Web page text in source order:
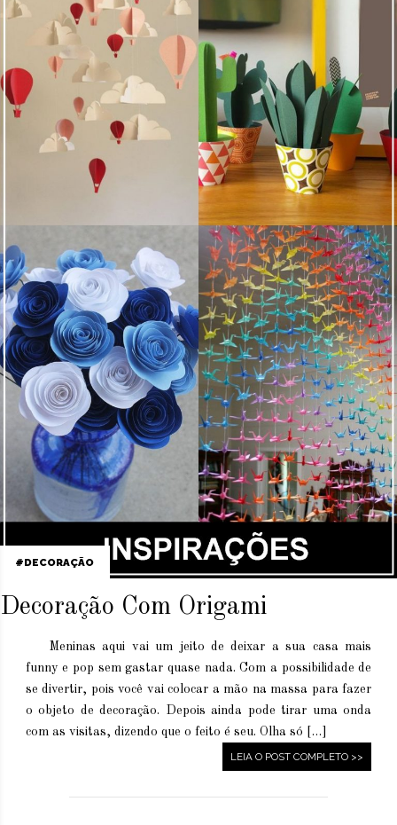
DECORAÇÃO
Decoração Com Origami
Meninas aqui vai um jeito de deixar a sua casa mais
funny e pop sem gastar quase nada. Com a possibilidade de
se divertir, pois você vai colocar a mão na massa para fazer
o objeto de decoração. Depois ainda pode tirar uma onda
com as visitas, dizendo que o feito é seu. Olha só […]
LEIA O POST COMPLETO >>